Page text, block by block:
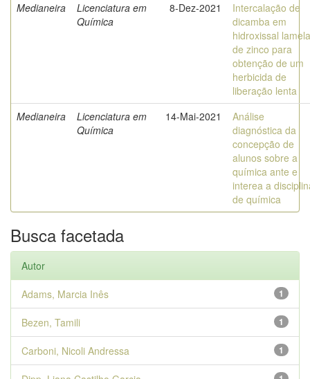
Medianeira
Licenciatura em
Química
8-Dez-2021
Intercalação de
dicamba em
hidroxissal
de zinco para
obtenção de um
herbicida de
liberação lenta
Medianeira
Licenciatura em
Química
14-Mai-2021
Análise
diagnóstica da
concepção de
alunos sobre a
química ante e
interea a
de química
Busca facetada
Autor
1
Adams, Marcia Inês
1
Bezen, Tamili
1
Carboni, Nicoli Andressa